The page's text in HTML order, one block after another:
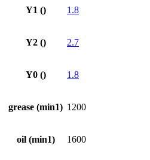
Y1 () 1.8
Y2 () 2.7
Y0 () 1.8
grease (min1) 1200
oil (min1) 1600